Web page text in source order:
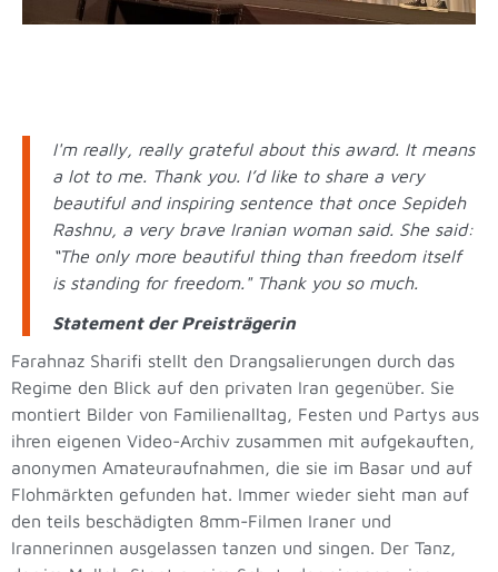
I'm really, really grateful about this award. It means
a lot to me. Thank you. I’d like to share a very
beautiful and inspiring sentence that once Sepideh
Rashnu, a very brave Iranian woman said. She said:
“The only more beautiful thing than freedom itself
is standing for freedom." Thank you so much.
Statement der Preisträgerin
Farahnaz Sharifi stellt den Drangsalierungen durch das
Regime den Blick auf den privaten Iran gegenüber. Sie
montiert Bilder von Familienalltag, Festen und Partys aus
ihren eigenen Video-Archiv zusammen mit aufgekauften,
anonymen Amateuraufnahmen, die sie im Basar und auf
Flohmärkten gefunden hat. Immer wieder sieht man auf
den teils beschädigten 8mm-Filmen Iraner und
Irannerinnen ausgelassen tanzen und singen. Der Tanz,